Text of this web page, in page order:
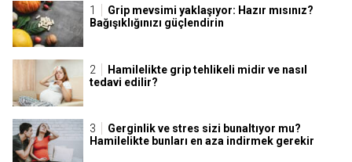
Grip mevsimi yaklaşıyor: Hazır mısınız?
Bağışıklığınızı güçlendirin
Hamilelikte grip tehlikeli midir ve nasıl
tedavi edilir?
Gerginlik ve stres sizi bunaltıyor mu?
Hamilelikte bunları en aza indirmek gerekir